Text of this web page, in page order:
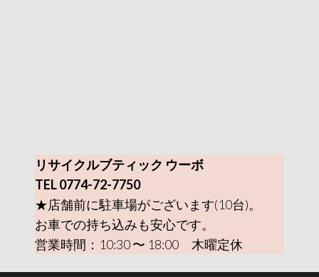
リサイクルブティック ウーボ
TEL 0774-72-7750
★店舗前に駐車場がございます(10台)。
お車での持ち込みも安心です。
営業時間：10:30 〜 18:00 木曜定休